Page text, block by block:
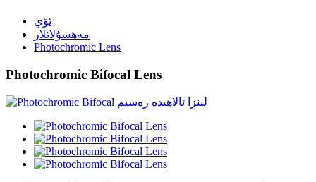
ئۆي
مەھسۇلاتلار
Photochromic Lens
Photochromic Bifocal Lens